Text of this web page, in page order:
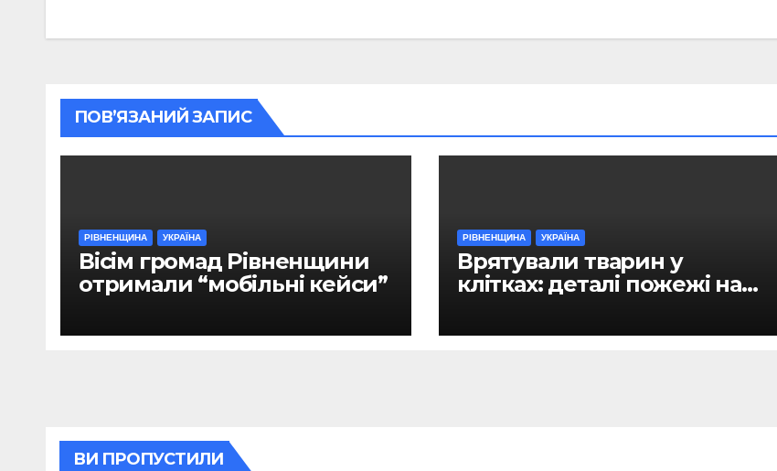
ПОВ’ЯЗАНИЙ ЗАПИС
РІВНЕНЩИНА УКРАЇНА
Вісім громад Рівненщини
отримали “мобільні кейси”
РІВНЕНЩИНА УКРАЇНА
Врятували тварин у
клітках: деталі пожежі на
ВИ ПРОПУСТИЛИ